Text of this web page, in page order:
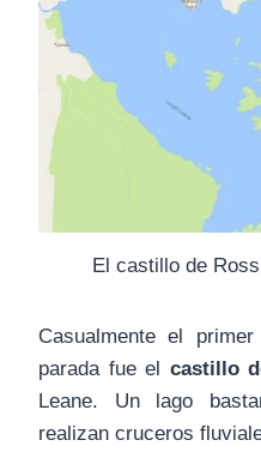
El castillo de
Casualmente el
parada fue el castillo
Leane. Un lago
realizan cruceros